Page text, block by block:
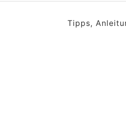
Tipps,